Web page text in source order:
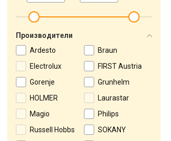
Производители
Ardesto
Braun
Electrolux
FIRST Austria
Gorenje
Grunhelm
HOLMER
Laurastar
Magio
Philips
Russell Hobbs
SOKANY